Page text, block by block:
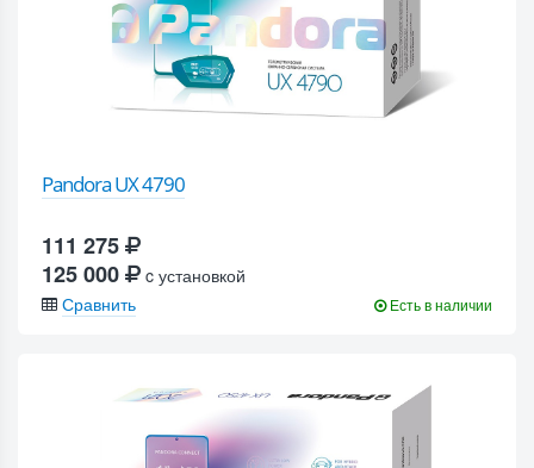
Pandora UX 4790
111 275
125 000
c установкой
Сравнить
Есть в наличии